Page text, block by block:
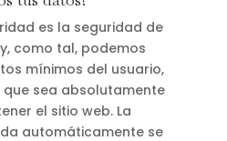
es la seguridad de
como tal, podemos
mínimos del usuario,
sea absolutamente
el sitio web. La
automáticamente se